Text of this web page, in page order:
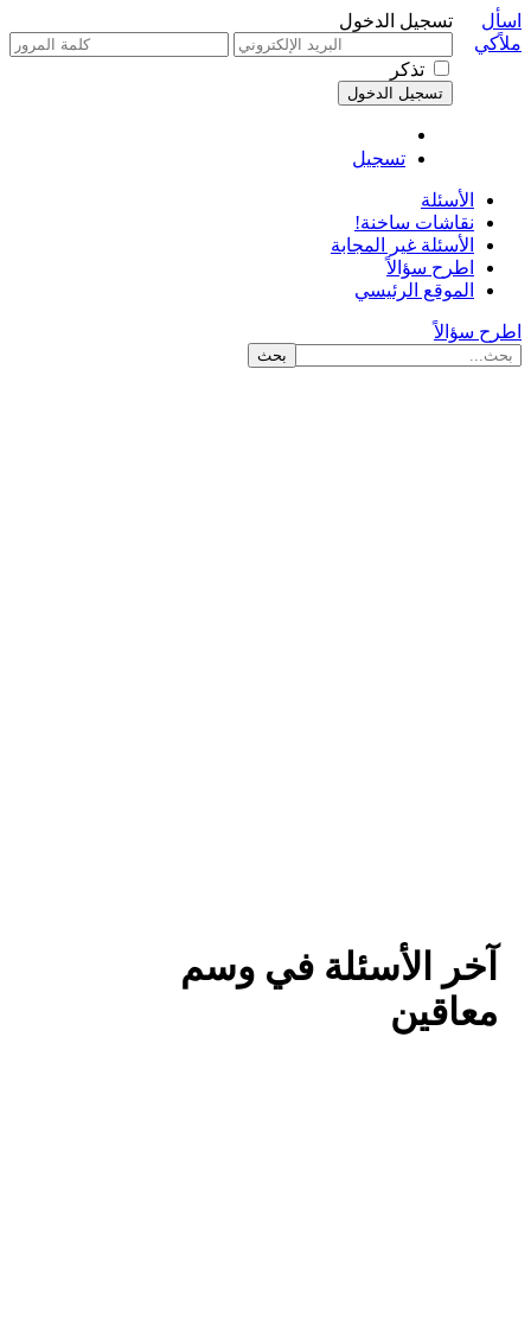
تسجيل الدخول
تذكر
تسجيل
اسأل
ملاًكي
الأسئلة
نقاشات ساخنة!
الأسئلة غير المجابة
اطرح سؤالاً
الموقع الرئيسي
اطرح سؤالاً
آخر الأسئلة في وسم
معاقين